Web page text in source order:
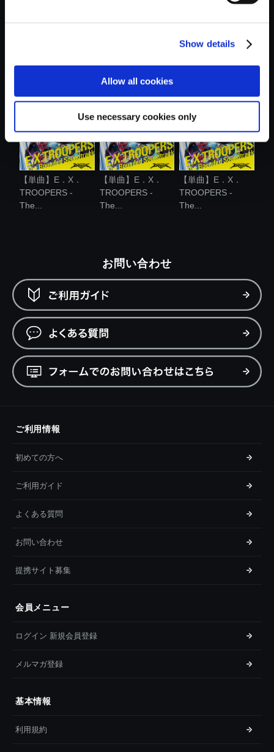
Show details
Allow all cookies
Use necessary cookies only
【単曲】E．X．
【単曲】E．X．
TROOPERS -
The...
【単曲】E．X．
TROOPERS -
The...
【単曲】E．X．
TROOPERS -
The...
お問い合わせ
ご利用情報
初めての方へ
ご利用ガイド
よくある質問
お問い合わせ
提携サイト募集
会員メニュー
ログイン 新規会員登録
メルマガ登録
基本情報
利用規約